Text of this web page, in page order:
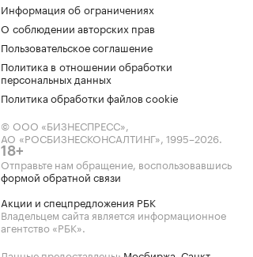
Информация об ограничениях
О соблюдении авторских прав
Пользовательское соглашение
Политика в отношении обработки
персональных данных
Политика обработки файлов cookie
© ООО «БИЗНЕСПРЕСС»,
АО «РОСБИЗНЕСКОНСАЛТИНГ», 1995–2026.
18+
Отправьте нам обращение, воспользовавшись
формой обратной связи
Акции и спецпредложения РБК
Владельцем сайта является информационное
агентство «РБК».